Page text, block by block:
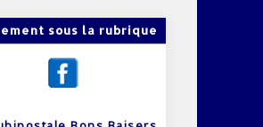
sous la rubrique